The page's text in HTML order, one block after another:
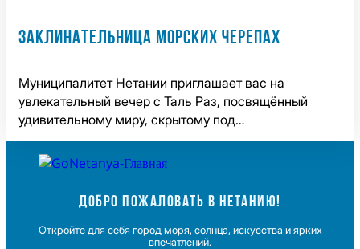
ЗАКЛИНАТЕЛЬНИЦА МОРСКИХ ЧЕРЕПАХ
Муниципалитет Нетании приглашает вас на
увлекательный вечер с Таль Раз, посвящённый
удивительному миру, скрытому под…
ДОБРО ПОЖАЛОВАТЬ В НЕТАНИЮ!
Откройте для себя город моря, солнца, искусства и ярких
впечатлений.